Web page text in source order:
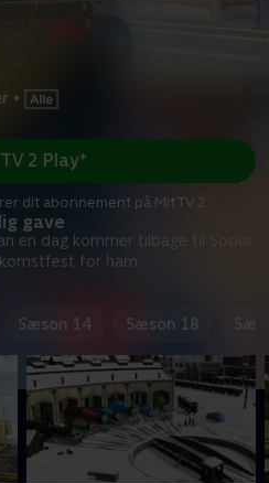
•
gave
en dag kommer tilbage til Sodor,
for ham
2 Play*
dit abonnement på Mit TV 2.
Sæson 14 Sæson 18